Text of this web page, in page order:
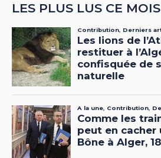
LES PLUS LUS CE MOIS